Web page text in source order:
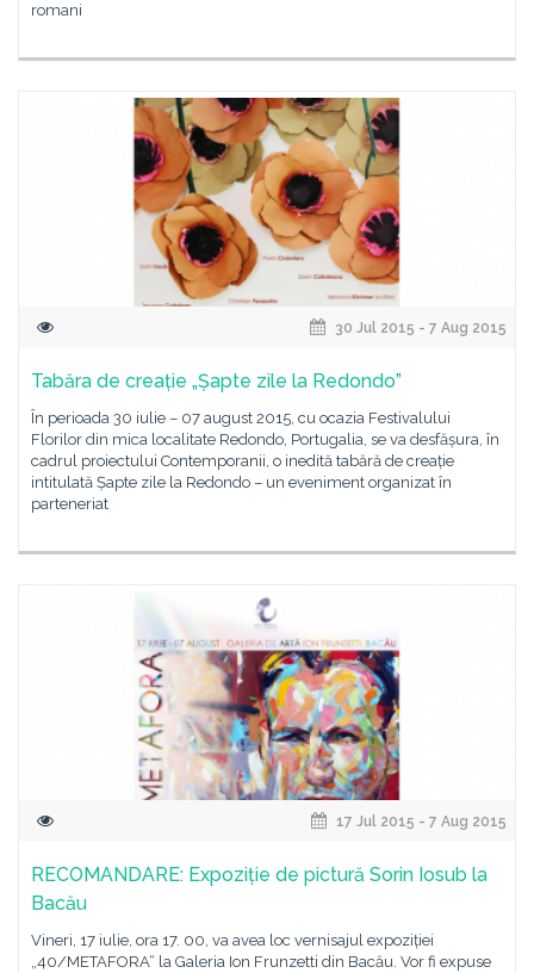
romani
30 Jul 2015 - 7 Aug 2015
Tabăra de creație „Șapte zile la Redondo”
În perioada 30 iulie – 07 august 2015, cu ocazia Festivalului
Florilor din mica localitate Redondo, Portugalia, se va desfășura, în
cadrul proiectului Contemporanii, o inedită tabără de creație
intitulată Șapte zile la Redondo – un eveniment organizat în
parteneriat
17 Jul 2015 - 7 Aug 2015
RECOMANDARE: Expoziție de pictură Sorin Iosub la
Bacău
Vineri, 17 iulie, ora 17. 00, va avea loc vernisajul expoziției
„40/METAFORA“ la Galeria Ion Frunzetti din Bacău. Vor fi expuse